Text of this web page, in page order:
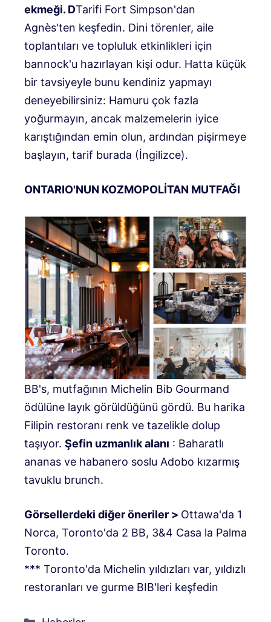
ekmeği. DTarifi Fort Simpson'dan
Agnès'ten keşfedin. Dini törenler, aile
toplantıları ve topluluk etkinlikleri için
bannock'u hazırlayan kişi odur. Hatta küçük
bir tavsiyeyle bunu kendiniz yapmayı
deneyebilirsiniz: Hamuru çok fazla
yoğurmayın, ancak malzemelerin iyice
karıştığından emin olun, ardından pişirmeye
başlayın, tarif burada (İngilizce).
ONTARIO'NUN KOZMOPOLİTAN MUTFAĞI
BB's, mutfağının Michelin Bib Gourmand
ödülüne layık görüldüğünü gördü. Bu harika
Filipin restoranı renk ve tazelikle dolup
taşıyor. Şefin uzmanlık alanı : Baharatlı
ananas ve habanero soslu Adobo kızarmış
tavuklu brunch.
Görsellerdeki diğer öneriler > Ottawa'da 1
Norca, Toronto'da 2 BB, 3&4 Casa la Palma
Toronto.
*** Toronto'da Michelin yıldızları var, yıldızlı
restoranları ve gurme BIB'leri keşfedin